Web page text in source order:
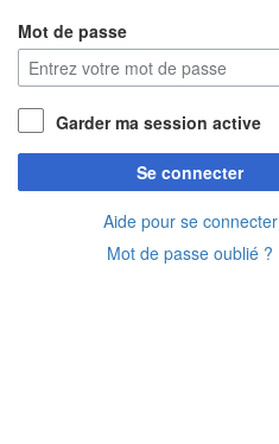
Mot de passe
Garder ma session active
Se connecter
Aide pour se connecter
Mot de passe oublié ?